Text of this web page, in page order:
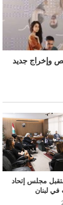
وإخراج جديد
مجلس إتحاد
في لبنان